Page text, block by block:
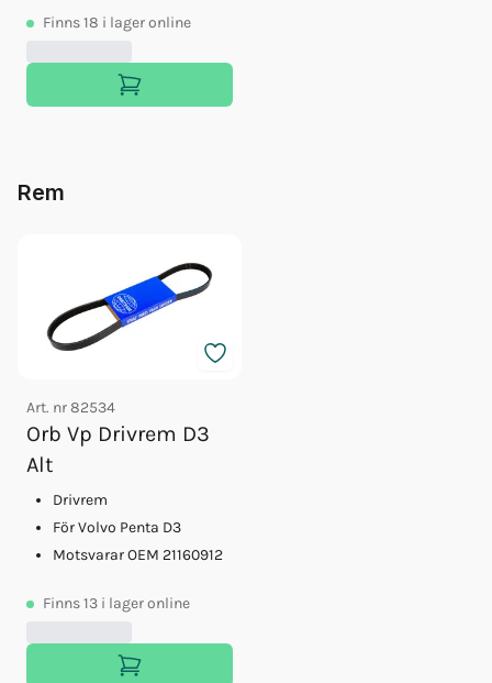
Finns18 i lager online
Rem
Art. nr82534
Orb Vp Drivrem D3
Alt
Drivrem
För Volvo Penta D3
Motsvarar OEM 21160912
Finns13 i lager online